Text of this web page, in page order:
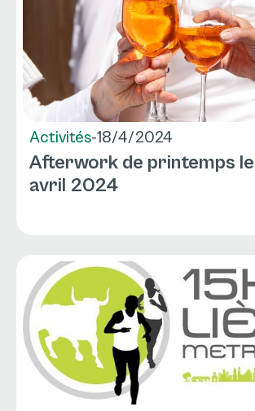
Activités-18/4/2024
Afterwork de printemps le
avril 2024